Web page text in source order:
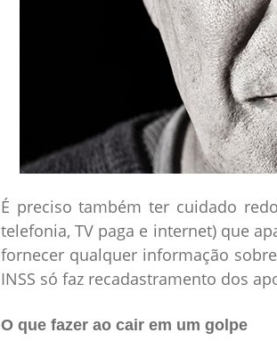
É preciso também ter cuidado
telefonia, TV paga e internet) que
fornecer qualquer informação
INSS só faz recadastramento dos
O que fazer ao cair em um golpe